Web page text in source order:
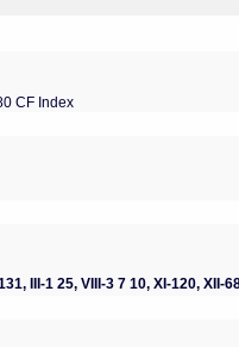
CF Index
III-1 25, VIII-3 7 10, XI-120, XII-